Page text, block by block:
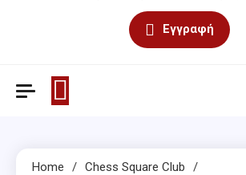
Εγγραφή
Home Chess Square Club